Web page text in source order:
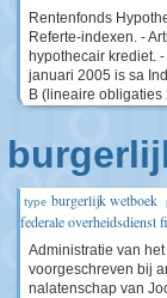
Rentenfonds
Referte-indexen. -
hypothecair krediet.
januari 2005 is sa
B (lineaire obligaties
type burgerlijk wetboek
federale overheidsdienst
Administratie van
voorgeschreven bij
nalatenschap van